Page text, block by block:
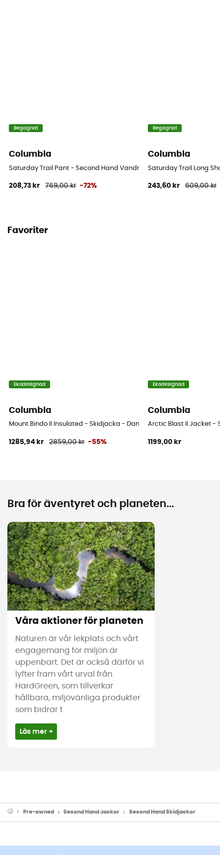
Begagnat
Columbia
Saturday Trail Pant - Second Hand Vandringsbyxor - Herr - Beige -
208,73 kr 769,00 kr -72%
Begagnat
Columbia
Saturday Trail Long
243,60 kr 609,00 kr
Favoriter
Ekodesignad
Columbia
Mount Bindo II Insulated - Skidjacka - Dam
1285,94 kr 2859,00 kr -55%
Ekodesignad
Columbia
Arctic Blast II Jacket -
1199,00 kr
Bra för äventyret och planeten...
Våra aktioner för planeten
Naturen är vår lekplats och vårt
engagemang för miljön är
uppenbart. Det är också därför vi
lyfter fram vårt urval från
HardGreen, som tillverkar
hållbara, miljövänliga produkter
som bidrar t
Läs mer +
Pre-owned Second Hand Jackor Second Hand Skidjackor